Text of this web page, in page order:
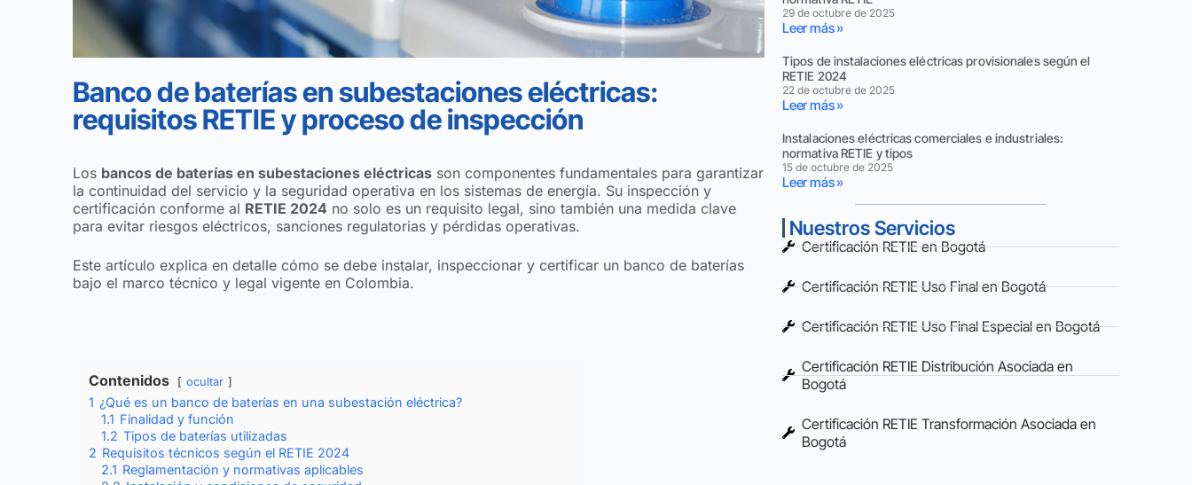
Banco de baterías en subestaciones eléctricas:
requisitos RETIE y proceso de inspección
Los bancos de baterías en subestaciones eléctricas son componentes fundamentales para garantizar
la continuidad del servicio y la seguridad operativa en los sistemas de energía. Su inspección y
certificación conforme al RETIE 2024 no solo es un requisito legal, sino también una medida clave
para evitar riesgos eléctricos, sanciones regulatorias y pérdidas operativas.
Este artículo explica en detalle cómo se debe instalar, inspeccionar y certificar un banco de baterías
bajo el marco técnico y legal vigente en Colombia.
Contenidos ocultar
1 ¿Qué es un banco de baterías en una subestación eléctrica?
1.1 Finalidad y función
1.2 Tipos de baterías utilizadas
2 Requisitos técnicos según el RETIE 2024
2.1 Reglamentación y normativas aplicables
29 de octubre de 2025
Leer más »
Tipos de instalaciones eléctricas provisionales según el
RETIE 2024
22 de octubre de 2025
Leer más »
Instalaciones eléctricas comerciales e industriales:
normativa RETIE y tipos
15 de octubre de 2025
Leer más »
Nuestros Servicios
Certificación RETIE en Bogotá
Certificación RETIE Uso Final en Bogotá
Certificación RETIE Uso Final Especial en Bogotá
Certificación RETIE Distribución Asociada en
Bogotá
Certificación RETIE Transformación Asociada en
Bogotá